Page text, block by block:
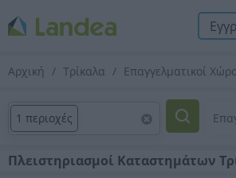
Αρχική Τρίκαλα Επαγγελματικοί
1 περιοχές
Πλειστηριασμοί Καταστημάτων